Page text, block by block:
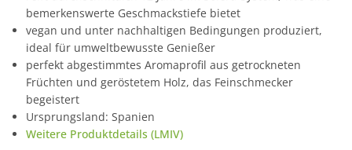
bemerkenswerte Geschmackstiefe bietet
vegan und unter nachhaltigen Bedingungen produziert,
ideal für umweltbewusste Genießer
perfekt abgestimmtes Aromaprofil aus getrockneten
Früchten und geröstetem Holz, das Feinschmecker
begeistert
Ursprungsland: Spanien
Weitere Produktdetails (LMIV)